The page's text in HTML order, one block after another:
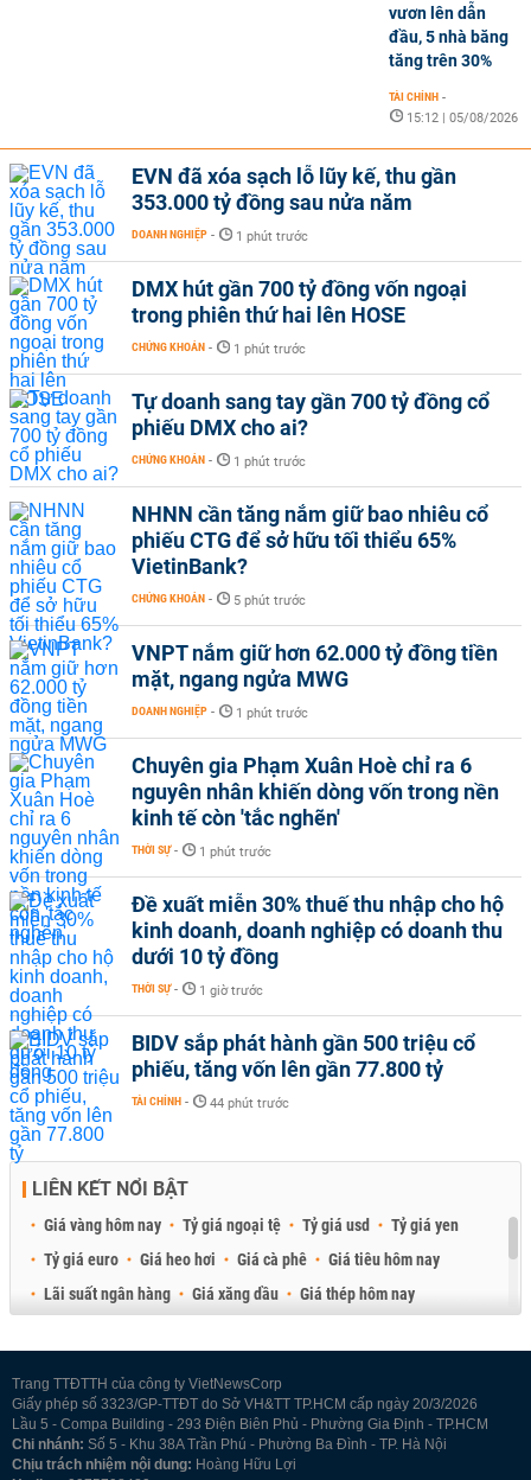
vươn lên dẫn
đầu, 5 nhà băng
tăng trên 30%
TÀI CHÍNH -
15:12 | 05/08/2026
EVN đã xóa sạch lỗ lũy kế, thu gần
353.000 tỷ đồng sau nửa năm
DOANH NGHIỆP - 1 phút trước
DMX hút gần 700 tỷ đồng vốn ngoại
trong phiên thứ hai lên HOSE
CHỨNG KHOÁN - 1 phút trước
Tự doanh sang tay gần 700 tỷ đồng cổ
phiếu DMX cho ai?
CHỨNG KHOÁN - 1 phút trước
NHNN cần tăng nắm giữ bao nhiêu cổ
phiếu CTG để sở hữu tối thiểu 65%
VietinBank?
CHỨNG KHOÁN - 5 phút trước
VNPT nắm giữ hơn 62.000 tỷ đồng tiền
mặt, ngang ngửa MWG
DOANH NGHIỆP - 1 phút trước
Chuyên gia Phạm Xuân Hoè chỉ ra 6
nguyên nhân khiến dòng vốn trong nền
kinh tế còn 'tắc nghẽn'
THỜI SỰ - 1 phút trước
Đề xuất miễn 30% thuế thu nhập cho hộ
kinh doanh, doanh nghiệp có doanh thu
dưới 10 tỷ đồng
THỜI SỰ - 1 giờ trước
BIDV sắp phát hành gần 500 triệu cổ
phiếu, tăng vốn lên gần 77.800 tỷ
TÀI CHÍNH - 44 phút trước
LIÊN KẾT NỔI BẬT
Giá vàng hôm nay Tỷ giá ngoại tệ Tỷ giá usd
Tỷ giá yen
Tỷ giá euro
Giá heo hơi Giá cà phê
Giá tiêu hôm nay
Lãi suất ngân hàng
Giá xăng dầu
Giá thép hôm nay
Trang TTĐTTH của công ty VietNewsCorp
Giấy phép số 3323/GP-TTĐT do Sở VH&TT TP.HCM cấp ngày 20/3/2026
Lầu 5 - Compa Building - 293 Điện Biên Phủ - Phường Gia Định - TP.HCM
Chi nhánh: Số 5 - Khu 38A Trần Phú - Phường Ba Đình - TP. Hà Nội
Chịu trách nhiệm nội dung: Hoàng Hữu Lợi